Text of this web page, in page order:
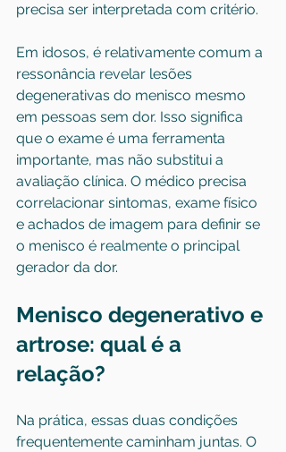
precisa ser interpretada com critério.
Em idosos, é relativamente comum a
ressonância revelar lesões
degenerativas do menisco mesmo
em pessoas sem dor. Isso significa
que o exame é uma ferramenta
importante, mas não substitui a
avaliação clínica. O médico precisa
correlacionar sintomas, exame físico
e achados de imagem para definir se
o menisco é realmente o principal
gerador da dor.
Menisco degenerativo e
artrose: qual é a
relação?
Na prática, essas duas condições
frequentemente caminham juntas. O